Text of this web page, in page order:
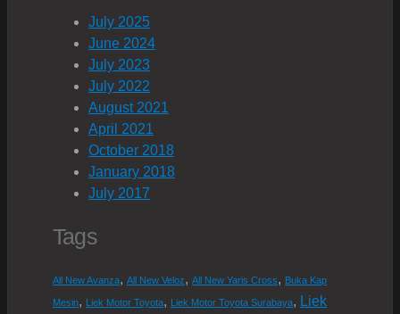
July 2025
June 2024
July 2023
July 2022
August 2021
April 2021
October 2018
January 2018
July 2017
Tags
All New Avanza, All New Veloz, All New Yaris Cross, Buka Kap
Mesin, Liek Motor Toyota, Liek Motor Toyota Surabaya, Liek